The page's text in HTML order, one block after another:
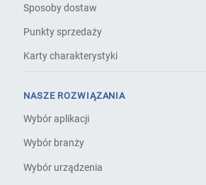
Sposoby dostaw
Punkty sprzedaży
Karty charakterystyki
NASZE ROZWIĄZANIA
Wybór aplikacji
Wybór branży
Wybór urządzenia